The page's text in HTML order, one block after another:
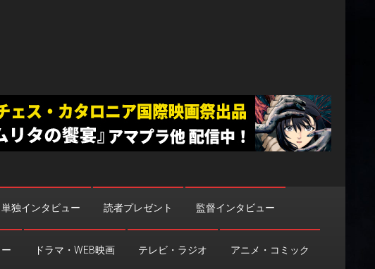
単独インタビュー 読者プレゼント 監督インタビュー
ドラマ・WEB映画 テレビ・ラジオ アニメ・コミック